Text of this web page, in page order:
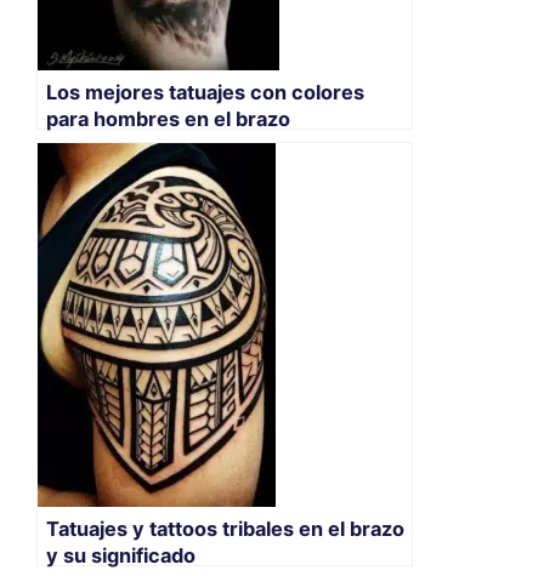
Los mejores tatuajes con colores
para hombres en el brazo
Tatuajes y tattoos tribales en el brazo
y su significado